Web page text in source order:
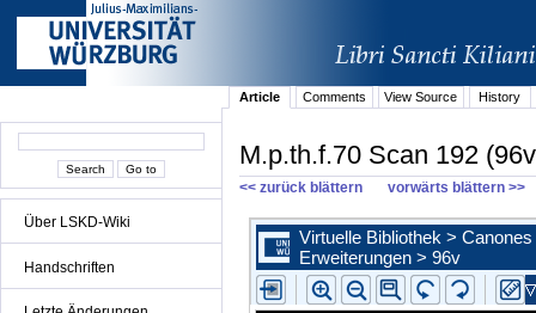
Über LSKD-Wiki
Handschriften
Article Comments View Source History
M.p.th.f.70 Scan 192
<< zurück blättern vorwärts blättern >>